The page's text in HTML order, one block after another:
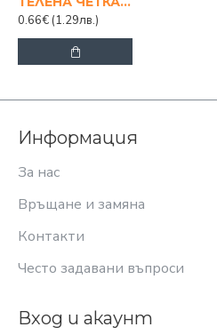
0.66€ (1.29лв.)
Информация
За нас
Връщане и замяна
Контакти
Често задавани въпроси
Вход и акаунт